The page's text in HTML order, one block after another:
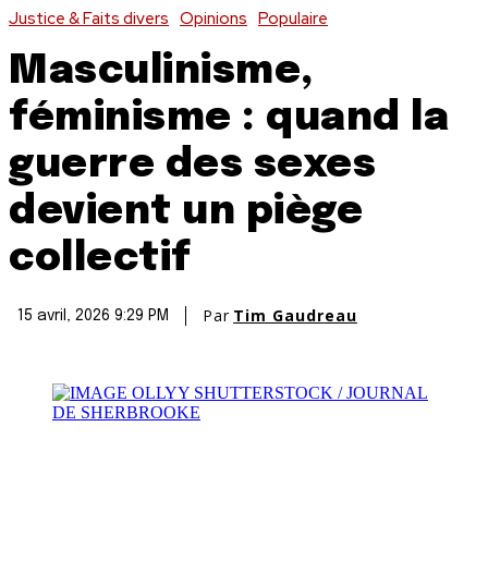
Justice & Faits divers Opinions Populaire
Masculinisme,
féminisme : quand la
guerre des sexes
devient un piège
collectif
15 avril, 2026 9:29 PM Par Tim Gaudreau